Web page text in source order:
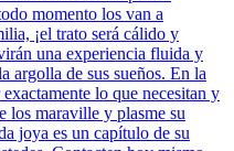
momento los van a
¡el trato será cálido y
una experiencia fluida y
argolla de sus sueños. En la
lo que necesitan y
los maraville y plasme su
joya es un capítulo de su